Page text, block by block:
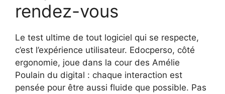
rendez-vous
Le test ultime de tout logiciel qui se respecte,
c’est l’expérience utilisateur. Edocperso, côté
ergonomie, joue dans la cour des Amélie
Poulain du digital : chaque interaction est
pensée pour être aussi fluide que possible. Pas